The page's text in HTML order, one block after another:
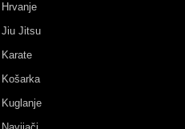
Hrvanje
Jiu Jitsu
Karate
Košarka
Kuglanje